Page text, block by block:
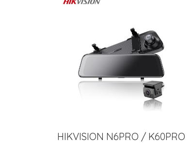
HIKVISION N6PRO / K60PRO